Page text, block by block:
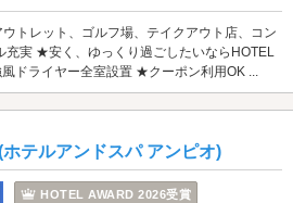
トレット、ゴルフ場、テイクアウト店、コン
充実 ★安く、ゆっくり過ごしたいならHOTEL
ドライヤー全室設置 ★クーポン利用OK ...
テルアンドスパ アンピオ)
HOTEL AWARD 2026受賞